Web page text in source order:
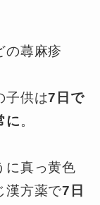
の蕁麻疹
子供は7日で
に。
に真っ黄色
漢方薬で7日